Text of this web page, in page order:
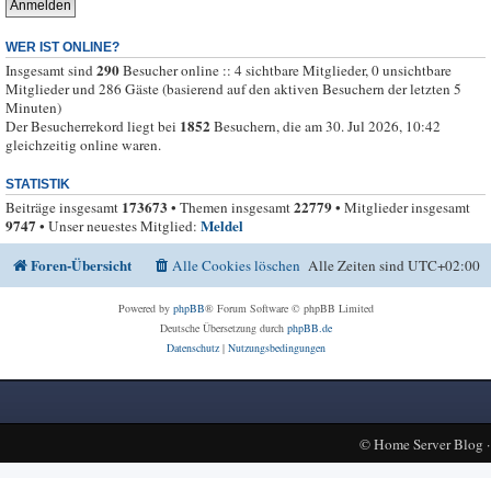
WER IST ONLINE?
Insgesamt sind290Besucher online :: 4 sichtbare Mitglieder, 0 unsichtbare
Mitglieder und 286 Gäste (basierend auf den aktiven Besuchern der letzten 5
Minuten)
Der Besucherrekord liegt bei 1852Besuchern, die am 30. Jul 2026, 10:42
gleichzeitig online waren.
STATISTIK
Beiträge insgesamt 173673 • Themen insgesamt22779• Mitglieder insgesamt
9747• Unser neuestes Mitglied: Meldel
Foren-Übersicht
Alle Zeiten sindUTC+02:00
Alle Cookies löschen
Powered by phpBB® Forum Software © phpBB Limited
Deutsche Übersetzung durch phpBB.de
Datenschutz| Nutzungsbedingungen
©Home Server Blog